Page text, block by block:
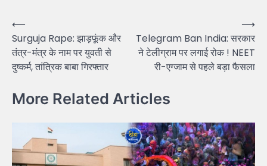
Post
navigation
⟵
Surguja Rape: झाड़फूंक और
तंत्र-मंत्र के नाम पर युवती से
दुष्कर्म, तांत्रिक बाबा गिरफ्तार
Telegram Ban India: सरकार
ने टेलीग्राम पर लगाई रोक ! NEET
री-एग्जाम से पहले बड़ा फैसला
⟶
More Related Articles